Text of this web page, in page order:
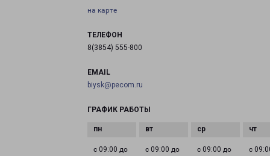
на карте
ТЕЛЕФОН
8(3854) 555-800
EMAIL
biysk@pecom.ru
ГРАФИК РАБОТЫ
с 09:00 до
с 09:00 до
с 09:00 до
с